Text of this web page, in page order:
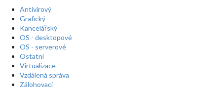
Antivirový
Grafický
Kancelářský
OS - desktopové
OS - serverové
Ostatní
Virtualizace
Vzdálená správa
Zálohovací